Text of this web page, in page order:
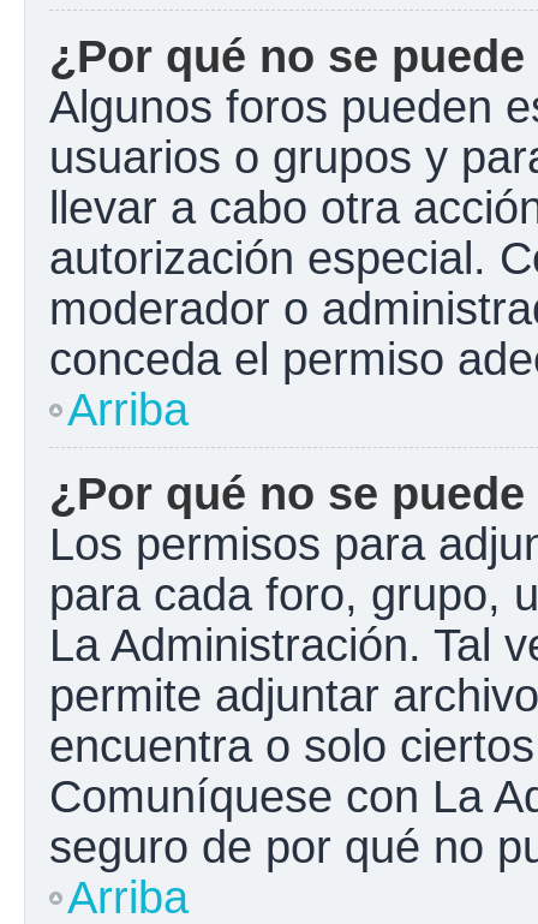
¿Por qué no se
Algunos foros pueden
usuarios o grupos y
llevar a cabo otra
autorización especial.
moderador o
conceda el permiso
Arriba
¿Por qué no se
Los permisos para
para cada foro, grupo,
La Administración. Tal
permite adjuntar
encuentra o solo
Comuníquese con La
seguro de por qué no
Arriba